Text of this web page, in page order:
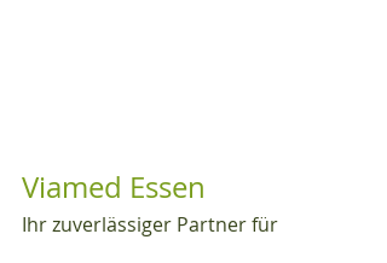
Viamed Essen
Ihr zuverlässiger Partner für